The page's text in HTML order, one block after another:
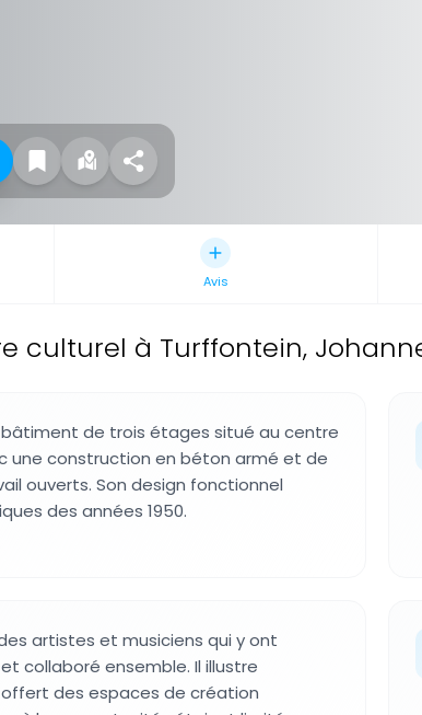
Avis
culturel à Turffontein,
bâtiment de trois étages situé au centre
une construction en béton armé et de
ouverts. Son design fonctionnel
des années 1950.
artistes et musiciens qui y ont
collaboré ensemble. Il illustre
des espaces de création